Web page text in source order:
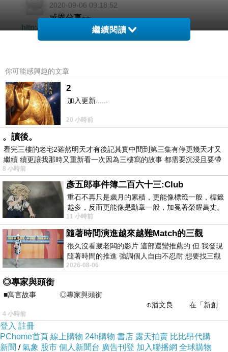
2020-09-06 09:18:52
感恩分享~~
http://www.hamertw.com/shop/poxet-60
雙效艾力達：
http://www.yctbuy.com/product/extra-super-levifl
繼續閱讀
你可能感興趣的文章
2
加入更新......
20 小時前
。讀後。
看完三樓的老宅2雖然明天才有後記其實中間到第三集有停更幾天才又
繼續 續更讓我那時又重新看一次因為三樓寫的故事 都需要沉浸且要帶
有
8 小時前
彥五郎事件簿二百六十三:Club
重石不再只是歲月的累積，更能像標籤一般，標籤
越多，反而更能像是勳章一般，加冕著榮耀萬丈。
習慣一如縱容，成了再難輕輕放下的罪證
11 小時前
隨著時間演進越來越難Match的三觀
很久沒看葳老闆的影片 這部還蠻推薦的 但 我發現
隨著時間的推進 強調個人自由不忍耐 想要找三觀
接近的不要說對象 連朋友都超
2026-08-06
◎專家與頭銜
■寓言故事 ◎專家與頭銜
⊕潘文良 在「新創
之谷」裡——
4 小時前
登入 註冊
PChome首頁 線上購物 24h購物 書店 露天拍賣 比比昂代購
新聞 /氣象 股市 個人新聞台 廣告刊登 加入聯播網 全球購物